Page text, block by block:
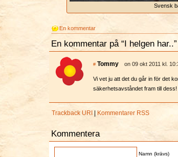
Svensk
En kommentar
En kommentar på “I helgen har..”
# Tommy on 09 okt 2011 kl.
Vi vet ju att det du går in för det
säkerhetsavståndet fram till dess!
Trackback URI | Kommentarer RSS
Kommentera
Namn (krävs)